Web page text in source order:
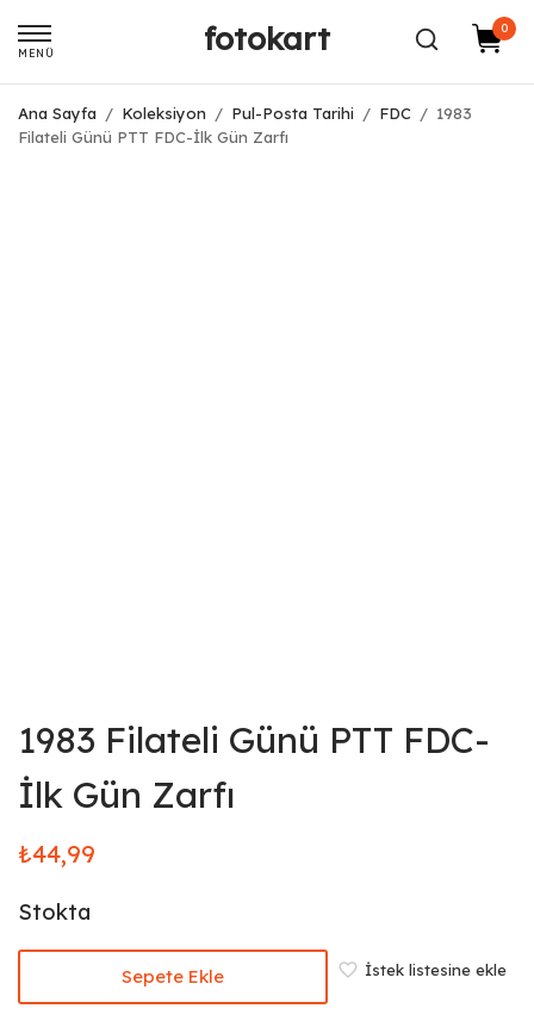
MENÜ fotokart 0
Ana Sayfa / Koleksiyon / Pul-Posta Tarihi / FDC / 1983
Filateli Günü PTT FDC-İlk Gün Zarfı
1983 Filateli Günü PTT FDC-
İlk Gün Zarfı
₺44,99
Stokta
Sepete Ekle İstek listesine ekle